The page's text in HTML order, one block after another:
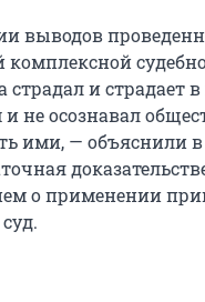
выводов
комплексной
страдал и страдает
не осознавал
ими, — объяснили
о применении